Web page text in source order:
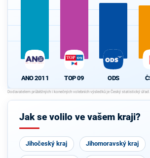
ANO 2011 TOP 09 ODS
Jak se volilo ve vašem kraji?
Jihočeský kraj Jihomoravský kraj